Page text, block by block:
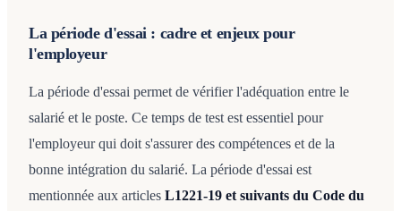
La période d'essai : cadre et enjeux pour
l'employeur
La période d'essai permet de vérifier l'adéquation entre le
salarié et le poste. Ce temps de test est essentiel pour
l'employeur qui doit s'assurer des compétences et de la
bonne intégration du salarié. La période d'essai est
mentionnée aux articles L1221-19 et suivants du Code du